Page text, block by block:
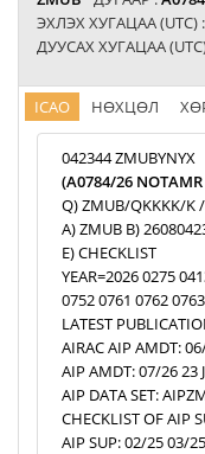
ЭХЛЭХ ХУГАЦАА (UTC) :
ДУУСАХ ХУГАЦАА
ICAO НӨХЦӨЛ
042344 ZMUBYNYX
(A0784/26
Q) ZMUB/QKKKK/K
A) ZMUB B)
E) CHECKLIST
YEAR=2026 0275
0752 0761 0762
LATEST
AIRAC AIP AMDT:
AIP AMDT: 07/26 23
AIP DATA SET:
CHECKLIST OF AIP
AIP SUP: 02/25 03/